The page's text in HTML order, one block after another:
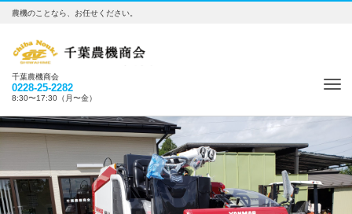
農機のことなら、お任せください。
千葉農機商会
0228-25-2282
8:30〜17:30（月〜金）
Previous